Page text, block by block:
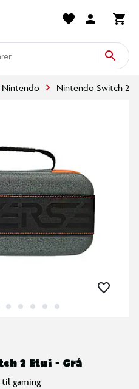
Nintendo Nintendo Switch 2
2 Etui - Grå
gaming